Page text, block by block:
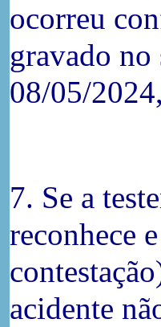
ocorreu
gravado no
08/05/
7. Se a
reconhece
acidente